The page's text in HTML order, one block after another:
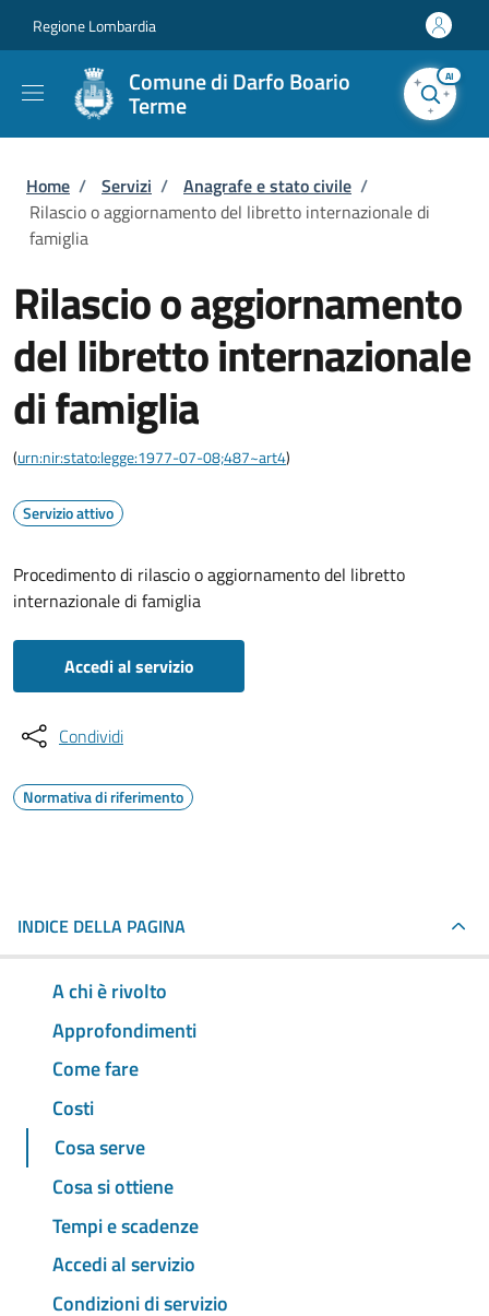
Regione Lombardia
Comune di Darfo Boario
Terme
AI
Briciole di pane
Home / Servizi / Anagrafe e stato civile /
Rilascio o aggiornamento del libretto internazionale di
famiglia
Rilascio o aggiornamento
del libretto internazionale
di famiglia
(urn:nir:stato:legge:1977-07-08;487~art4)
Servizio attivo
Procedimento di rilascio o aggiornamento del libretto
internazionale di famiglia
Accedi al servizio
Condividi
Normativa di riferimento
INDICE DELLA PAGINA
A chi è rivolto
Approfondimenti
Come fare
Costi
Cosa serve
Cosa si ottiene
Tempi e scadenze
Accedi al servizio
Condizioni di servizio